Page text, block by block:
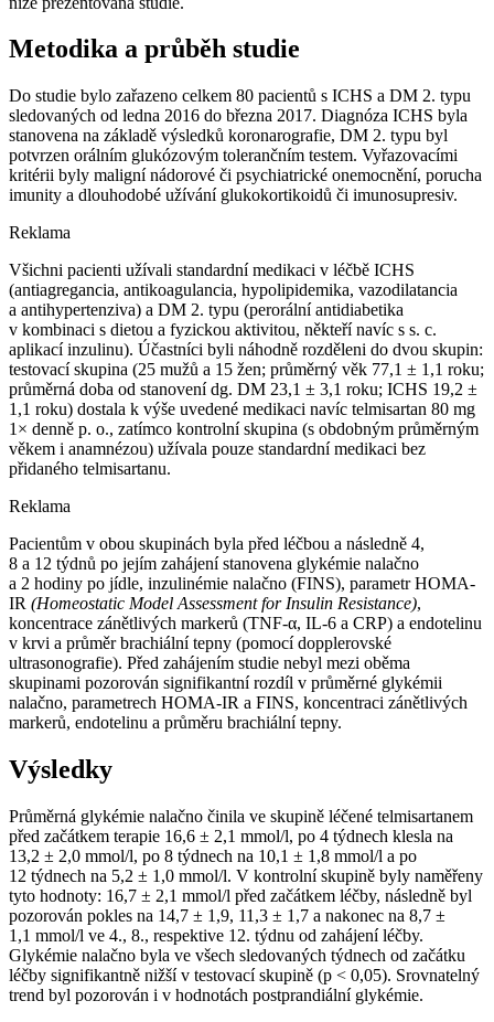
Metodika a průběh studie
Do studie bylo zařazeno celkem 80 pacientů s ICHS a DM 2. typu
sledovaných od ledna 2016 do března 2017. Diagnóza ICHS byla
stanovena na základě výsledků koronarografie, DM 2. typu byl
potvrzen orálním glukózovým tolerančním testem. Vyřazovacími
kritérii byly maligní nádorové či psychiatrické onemocnění, porucha
imunity a dlouhodobé užívání glukokortikoidů či imunosupresiv.
Reklama
Všichni pacienti užívali standardní medikaci v léčbě ICHS
(antiagregancia, antikoagulancia, hypolipidemika, vazodilatancia
a antihypertenziva) a DM 2. typu (perorální antidiabetika
v kombinaci s dietou a fyzickou aktivitou, někteří navíc s s. c.
aplikací inzulinu). Účastníci byli náhodně rozděleni do dvou skupin:
testovací skupina (25 mužů a 15 žen; průměrný věk 77,1 ± 1,1 roku;
průměrná doba od stanovení dg. DM 23,1 ± 3,1 roku; ICHS 19,2 ±
1,1 roku) dostala k výše uvedené medikaci navíc telmisartan 80 mg
1× denně p. o., zatímco kontrolní skupina (s obdobným průměrným
věkem i anamnézou) užívala pouze standardní medikaci bez
přidaného telmisartanu.
Reklama
Pacientům v obou skupinách byla před léčbou a následně 4,
8 a 12 týdnů po jejím zahájení stanovena glykémie nalačno
a 2 hodiny po jídle, inzulinémie nalačno (FINS), parametr HOMA-
IR (Homeostatic Model Assessment for Insulin Resistance),
koncentrace zánětlivých markerů (TNF-α, IL-6 a CRP) a endotelinu
v krvi a průměr brachiální tepny (pomocí dopplerovské
ultrasonografie). Před zahájením studie nebyl mezi oběma
skupinami pozorován signifikantní rozdíl v průměrné glykémii
nalačno, parametrech HOMA-IR a FINS, koncentraci zánětlivých
markerů, endotelinu a průměru brachiální tepny.
Výsledky
Průměrná glykémie nalačno činila ve skupině léčené telmisartanem
před začátkem terapie 16,6 ± 2,1 mmol⁠/⁠l, po 4 týdnech klesla na
13,2 ± 2,0 mmol⁠/⁠l, po 8 týdnech na 10,1 ± 1,8 mmol⁠/⁠l a po
12 týdnech na 5,2 ± 1,0 mmol⁠/⁠l. V kontrolní skupině byly naměřeny
tyto hodnoty: 16,7 ± 2,1 mmol⁠/⁠l před začátkem léčby, následně byl
pozorován pokles na 14,7 ± 1,9, 11,3 ± 1,7 a nakonec na 8,7 ±
1,1 mmol⁠/⁠l ve 4., 8., respektive 12. týdnu od zahájení léčby.
Glykémie nalačno byla ve všech sledovaných týdnech od začátku
léčby signifikantně nižší v testovací skupině (p < 0,05). Srovnatelný
trend byl pozorován i v hodnotách postprandiální glykémie.